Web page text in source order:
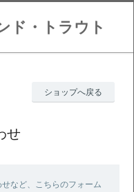
ド・トラウト
ショップへ戻る
せ
など、こちらのフォーム